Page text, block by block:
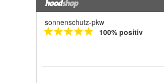
sonnenschutz-pkw
100% positiv